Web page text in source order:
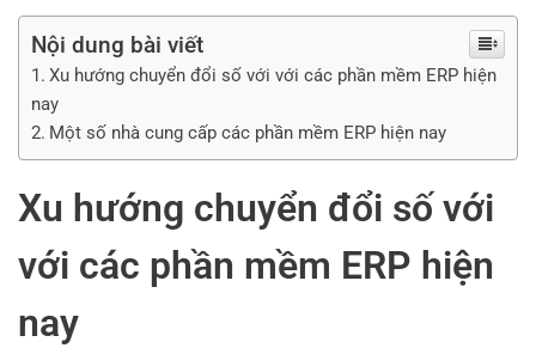
Nội dung bài viết
Xu hướng chuyển đổi số với với các phần mềm ERP hiện
nay
Một số nhà cung cấp các phần mềm ERP hiện nay
Xu hướng chuyển đổi số với
với các phần mềm ERP hiện
nay